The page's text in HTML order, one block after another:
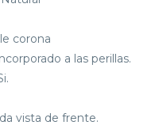
corona
a las perillas.
vista de frente.